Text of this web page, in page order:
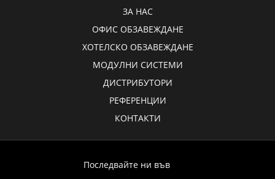
ЗА НАС
ОФИС ОБЗАВЕЖДАНЕ
ХОТЕЛСКО ОБЗАВЕЖДАНЕ
МОДУЛНИ СИСТЕМИ
ДИСТРИБУТОРИ
РЕФЕРЕНЦИИ
КОНТАКТИ
Последвайте ни във